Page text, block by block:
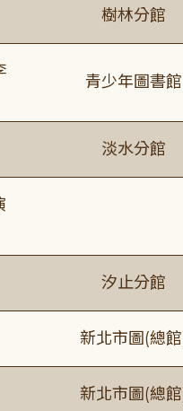
樹林分館
青少年圖書館
淡水分館
汐止分館
新北市圖(總
新北市圖(總